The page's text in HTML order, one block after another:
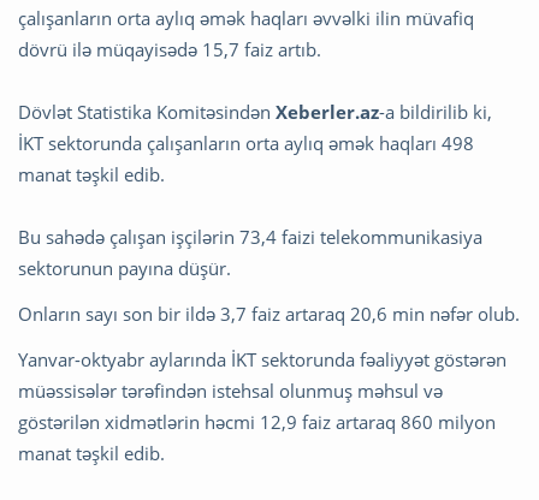
çalışanların orta aylıq əmək haqları əvvəlki ilin müvafiq
dövrü ilə müqayisədə 15,7 faiz artıb.
Dövlət Statistika Komitəsindən Xeberler.az-a bildirilib ki,
İKT sektorunda çalışanların orta aylıq əmək haqları 498
manat təşkil edib.
Bu sahədə çalışan işçilərin 73,4 faizi telekommunikasiya
sektorunun payına düşür.
Onların sayı son bir ildə 3,7 faiz artaraq 20,6 min nəfər olub.
Yanvar-oktyabr aylarında İKT sektorunda fəaliyyət göstərən
müəssisələr tərəfindən istehsal olunmuş məhsul və
göstərilən xidmətlərin həcmi 12,9 faiz artaraq 860 milyon
manat təşkil edib.